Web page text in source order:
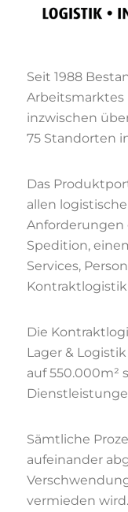
Seit 1988
inzwischen
75 Standorten
Das
allen
Anforderungen
Spedition,
Services,
Kontraktlogistik
Die
Lager &
auf 550.000m²
Sämtliche
aufeinander
vermieden